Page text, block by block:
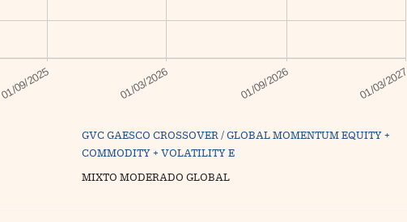
GVC GAESCO CROSSOVER / GLOBAL MOMENTUM EQUITY +
COMMODITY + VOLATILITY E
MIXTO MODERADO GLOBAL